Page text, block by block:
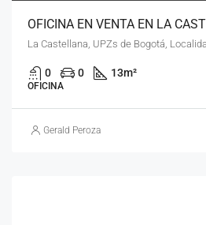
0 0 13m²
OFICINA
Gerald Peroza